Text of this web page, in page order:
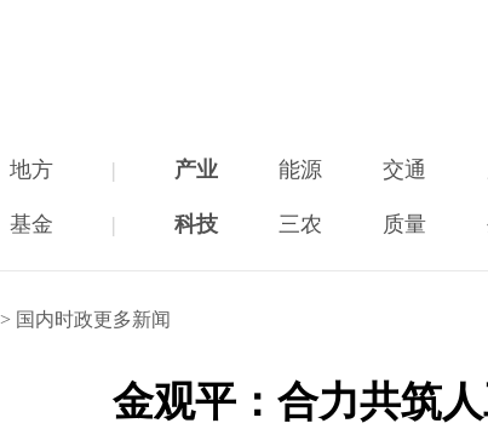
地方 | 产业 能源 交通
基金 | 科技 三农 质量
> 国内时政更多新闻
金观平：合力共筑